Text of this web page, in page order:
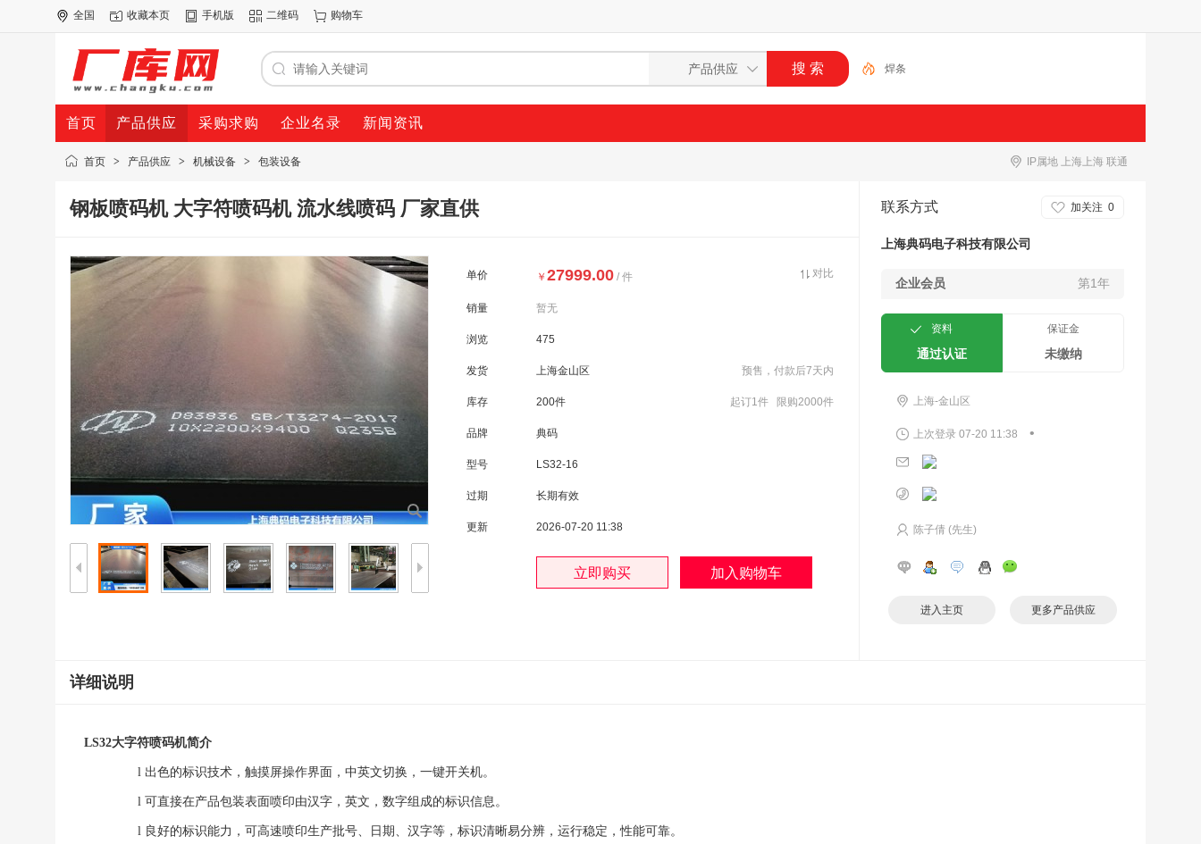
全国 收藏本页 手机版 二维码 购物车
焊条
首页 产品供应 采购求购 企业名录 新闻资讯
IP属地 上海上海 联通
首页 > 产品供应 > 机械设备 > 包装设备
钢板喷码机 大字符喷码机 流水线喷码 厂家直供
单价 ￥ 27999.00 / 件 对比
销量 暂无
浏览 475
发货 上海金山区 预售，付款后7天内
库存 200件 起订1件 限购2000件
品牌 典码
型号 LS32-16
过期 长期有效
更新 2026-07-20 11:38
联系方式 加关注 0
上海典码电子科技有限公司
企业会员 第1年
资料
通过认证
保证金
未缴纳
上海-金山区
上次登录 07-20 11:38 •
陈子倩 (先生)
进入主页 更多产品供应
详细说明
LS32大字符喷码机简介
l 出色的标识技术，触摸屏操作界面，中英文切换，一键开关机。
l 可直接在产品包装表面喷印由汉字，英文，数字组成的标识信息。
l 良好的标识能力，可高速喷印生产批号、日期、汉字等，标识清晰易分辨，运行稳定，性能可靠。